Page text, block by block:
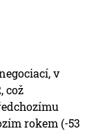
v
což
rokem (-53